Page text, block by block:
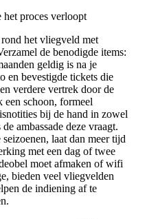
het proces verloopt
het vliegveld met
de benodigde items:
geldig is na je
en bevestigde tickets die
verdere vertrek door de
schoon, formeel
bij de hand in zowel
ambassade deze vraagt.
laat dan meer tijd
met een dag of twee
moet afmaken of wifi
bieden veel vliegvelden
de indiening af te